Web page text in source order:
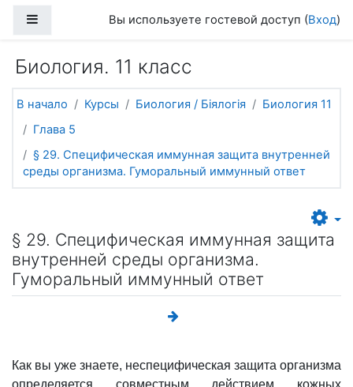
Боковая панельВы используете гостевой доступ (Вход)
Биология. 11 класс
В начало Курсы Биология / Біялогія
Биология 11
Глава 5
§ 29. Специфическая иммунная защита внутренней
среды организма. Гуморальный иммунный ответ
§ 29. Специфическая иммунная защита
внутренней среды организма.
Гуморальный иммунный ответ
Как вы уже знаете, неспецифическая защита организма